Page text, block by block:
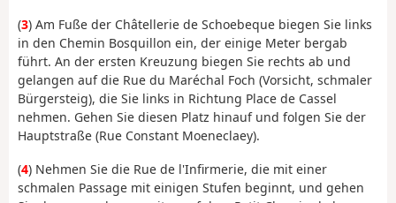
(3) Am Fuße der Châtellerie de Schoebeque biegen Sie links
in den Chemin Bosquillon ein, der einige Meter bergab
führt. An der ersten Kreuzung biegen Sie rechts ab und
gelangen auf die Rue du Maréchal Foch (Vorsicht, schmaler
Bürgersteig), die Sie links in Richtung Place de Cassel
nehmen. Gehen Sie diesen Platz hinauf und folgen Sie der
Hauptstraße (Rue Constant Moeneclaey).
(4) Nehmen Sie die Rue de l'Infirmerie, die mit einer
schmalen Passage mit einigen Stufen beginnt, und gehen